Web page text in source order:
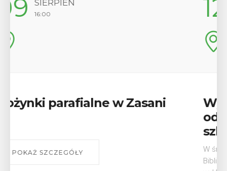
12 SIERPIEŃ
Wykład „Jak zdobyć
W środę 12 sierpnia o godz. 17 w Miejskiej